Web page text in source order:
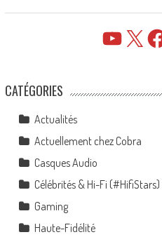
YouTube
CATÉGORIES
Actualités
Actuellement chez Cobra
Casques Audio
Célébrités & Hi-Fi (#HifiStars)
Gaming
Haute-Fidélité